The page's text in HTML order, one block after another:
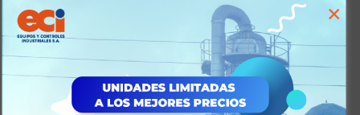
Aplicar Ahora
×